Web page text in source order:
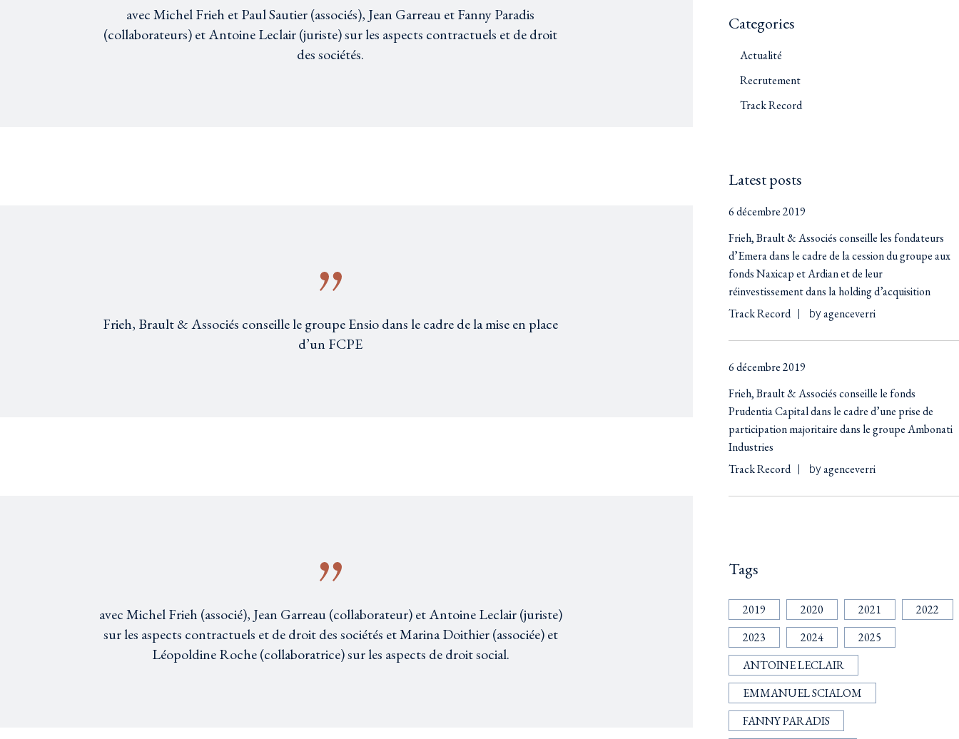
avec Michel Frieh et Paul Sautier (associés), Jean Garreau et Fanny Paradis
(collaborateurs) et Antoine Leclair (juriste) sur les aspects contractuels et de droit
des sociétés.
Frieh, Brault & Associés conseille le groupe Ensio dans le cadre de la mise en place
d’un FCPE
avec Michel Frieh (associé), Jean Garreau (collaborateur) et Antoine Leclair (juriste)
sur les aspects contractuels et de droit des sociétés et Marina Doithier (associée) et
Léopoldine Roche (collaboratrice) sur les aspects de droit social.
Categories
Actualité
Recrutement
Track Record
Latest posts
6 décembre 2019
Frieh, Brault & Associés conseille les fondateurs
d’Emera dans le cadre de la cession du groupe aux
fonds Naxicap et Ardian et de leur
réinvestissement dans la holding d’acquisition
Track Record
byagenceverri
6 décembre 2019
Frieh, Brault & Associés conseille le fonds
Prudentia Capital dans le cadre d’une prise de
participation majoritaire dans le groupe Ambonati
Industries
Track Record
byagenceverri
Tags
2019 2020 2021
2022
2023
2024
2025
ANTOINE LECLAIR
EMMANUEL SCIALOM
FANNY PARADIS